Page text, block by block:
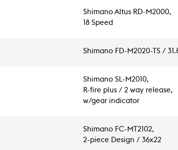
Shimano Altus RD-M2000,
18 Speed
Shimano FD-M2020-TS /
Shimano SL-M2010,
R-fire plus / 2 way release,
w/gear indicator
Shimano FC-MT2102,
2-piece Design / 36x22